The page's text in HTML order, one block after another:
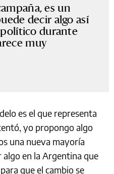
es un
decir algo así
durante
muy
es el que representa
yo propongo algo
una nueva mayoría
en la Argentina que
que el cambio se